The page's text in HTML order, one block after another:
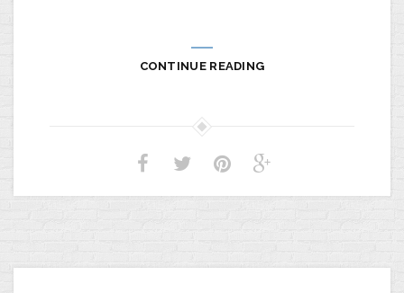
CONTINUE READING